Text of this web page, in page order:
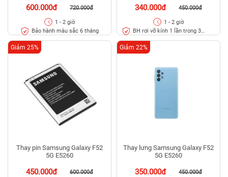
600.000đ 720.000đ
1 - 2 giờ
Bảo hành màu sắc 6 tháng
340.000đ 450.000đ
1 - 2 giờ
BH rơi vỡ kính 1 lần trong 3
Thay pin Samsung Galaxy F52
5G E5260
450.000đ 600.000đ
Giảm 25%
Thay lưng Samsung Galaxy F52
5G E5260
350.000đ 450.000đ
Giảm 22%